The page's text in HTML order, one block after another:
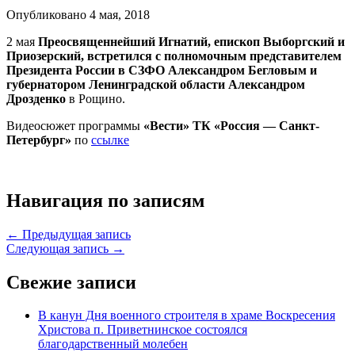
Опубликовано 4 мая, 2018
2 мая Преосвященнейший Игнатий, епископ Выборгский и
Приозерский, встретился с полномочным представителем
Президента России в СЗФО Александром Бегловым и
губернатором Ленинградской области Александром
Дрозденко в Рощино.
Видеосюжет программы «Вести» ТК «Россия — Санкт-
Петербург» по ссылке
Навигация по записям
← Предыдущая запись
Следующая запись →
Свежие записи
В канун Дня военного строителя в храме Воскресения
Христова п. Приветнинское состоялся
благодарственный молебен